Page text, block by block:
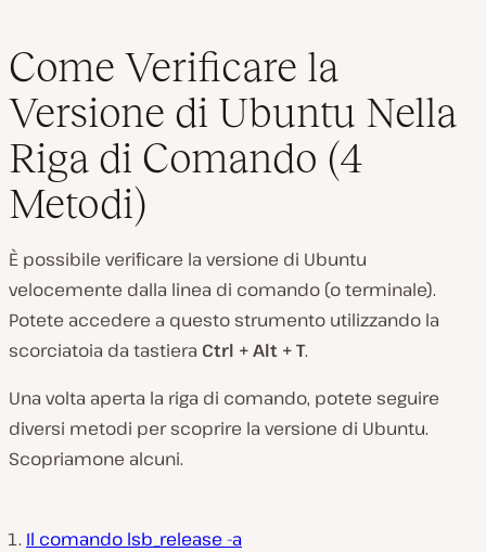
Come Verificare la
Versione di Ubuntu Nella
Riga di Comando (4
Metodi)
È possibile verificare la versione di Ubuntu
velocemente dalla linea di comando (o terminale).
Potete accedere a questo strumento utilizzando la
scorciatoia da tastiera Ctrl + Alt + T.
Una volta aperta la riga di comando, potete seguire
diversi metodi per scoprire la versione di Ubuntu.
Scopriamone alcuni.
Il comando lsb_release -a